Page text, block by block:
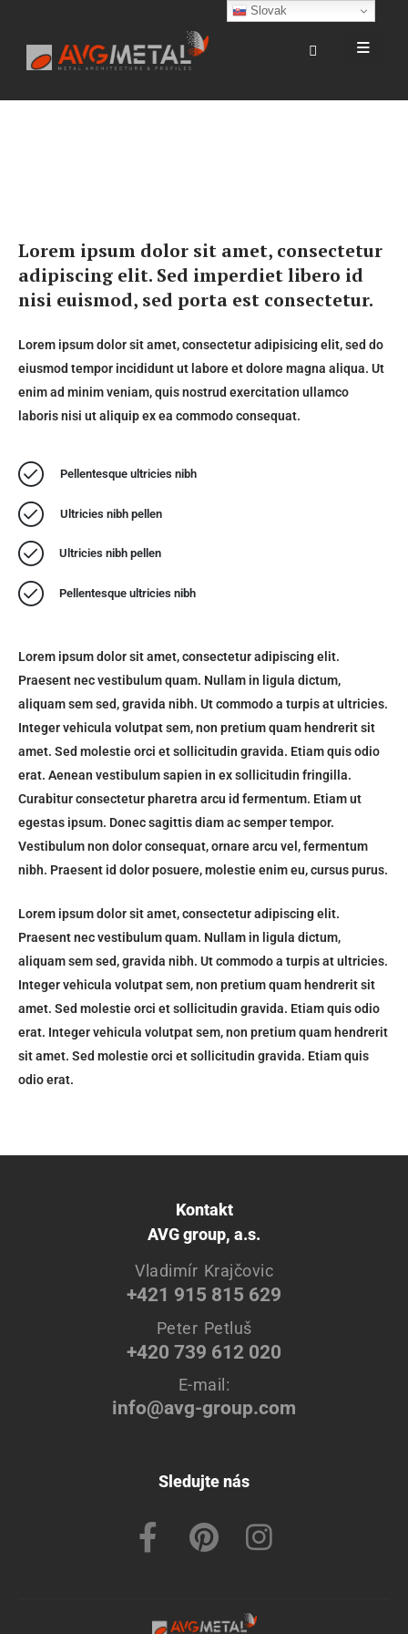
Lorem ipsum dolor sit amet, consectetur
adipiscing elit. Sed imperdiet libero id
nisi euismod, sed porta est consectetur.
Lorem ipsum dolor sit amet, consectetur adipisicing elit, sed do
eiusmod tempor incididunt ut labore et dolore magna aliqua. Ut
enim ad minim veniam, quis nostrud exercitation ullamco
laboris nisi ut aliquip ex ea commodo consequat.
Pellentesque ultricies nibh
Ultricies nibh pellen
Ultricies nibh pellen
Pellentesque ultricies nibh
Lorem ipsum dolor sit amet, consectetur adipiscing elit.
Praesent nec vestibulum quam. Nullam in ligula dictum,
aliquam sem sed, gravida nibh. Ut commodo a turpis at ultricies.
Integer vehicula volutpat sem, non pretium quam hendrerit sit
amet. Sed molestie orci et sollicitudin gravida. Etiam quis odio
erat. Aenean vestibulum sapien in ex sollicitudin fringilla.
Curabitur consectetur pharetra arcu id fermentum. Etiam ut
egestas ipsum. Donec sagittis diam ac semper tempor.
Vestibulum non dolor consequat, ornare arcu vel, fermentum
nibh. Praesent id dolor posuere, molestie enim eu, cursus purus.
Lorem ipsum dolor sit amet, consectetur adipiscing elit.
Praesent nec vestibulum quam. Nullam in ligula dictum,
aliquam sem sed, gravida nibh. Ut commodo a turpis at ultricies.
Integer vehicula volutpat sem, non pretium quam hendrerit sit
amet. Sed molestie orci et sollicitudin gravida. Etiam quis odio
erat. Integer vehicula volutpat sem, non pretium quam hendrerit
sit amet. Sed molestie orci et sollicitudin gravida. Etiam quis
odio erat.
Kontakt
AVG group, a.s.
Vladimír Krajčovic
+421 915 815 629
Peter Petluš
+420 739 612 020
E-mail:
info@avg-group.com
Sledujte nás
Slovak